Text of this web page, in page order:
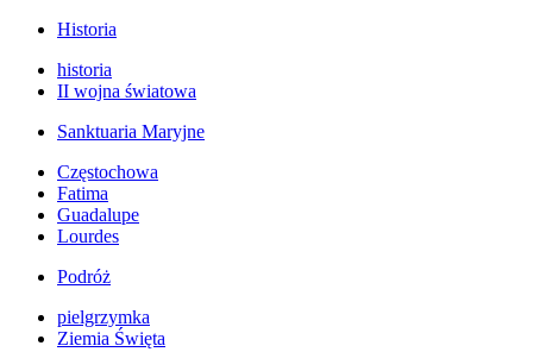
Historia
historia
II wojna światowa
Sanktuaria Maryjne
Częstochowa
Fatima
Guadalupe
Lourdes
Podróż
pielgrzymka
Ziemia Święta